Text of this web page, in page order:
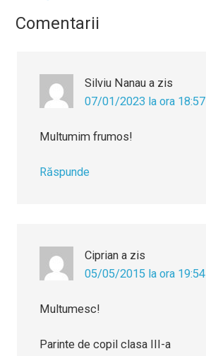
Comentarii
Silviu Nanau a zis
07/01/2023 la ora 18:57
Multumim frumos!
Răspunde
Ciprian a zis
05/05/2015 la ora 19:54
Multumesc!
Parinte de copil clasa III-a